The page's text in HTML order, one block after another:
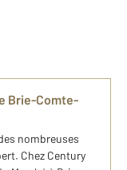
Brie-Comte-
nombreuses
Chez Century